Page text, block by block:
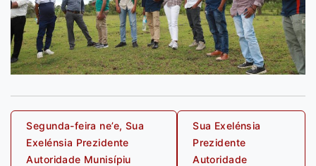
Post
navigation
Segunda-feira ne’e, Sua
Exelénsia Prezidente
Autoridade Munisípiu
Sua Exelénsia
Prezidente
Autoridade